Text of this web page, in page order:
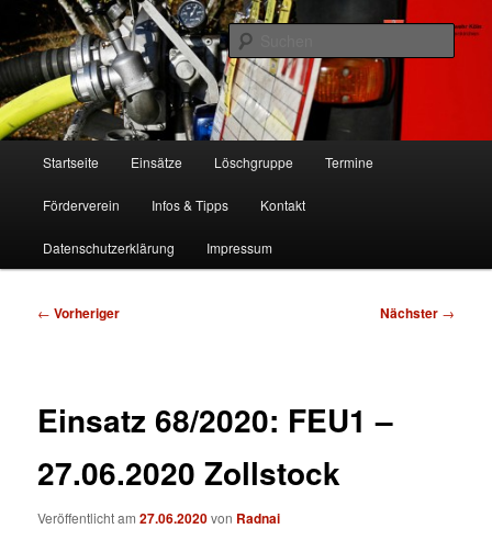
Zum
primären
Inhalt
springenFF Köln, LG RD
Freiwillige Feuerwehr Köln, Löschgruppe Rodenkirchen
Startseite Einsätze Löschgruppe Termine
Förderverein Infos & Tipps Kontakt
Datenschutzerklärung Impressum
Beitragsnavigation
← Vorheriger Nächster →
Einsatz 68/2020: FEU1 –
27.06.2020 Zollstock
Veröffentlicht am27.06.2020von Radnai